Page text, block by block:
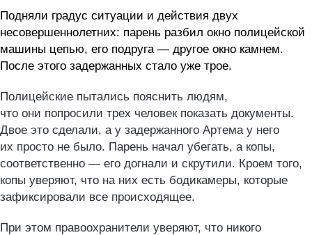
Подняли градус ситуации и действия двух
несовершеннолетних: парень разбил окно полицейской
машины цепью, его подруга — другое окно камнем.
После этого задержанных стало уже трое.
Полицейские пытались пояснить людям,
что они попросили трех человек показать документы.
Двое это сделали, а у задержанного Артема у него
их просто не было. Парень начал убегать, а копы,
соответственно — его догнали и скрутили. Кроем того,
копы уверяют, что на них есть бодикамеры, которые
зафиксировали все происходящее.
При этом правоохранители уверяют, что никого